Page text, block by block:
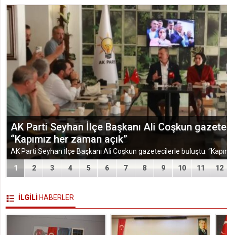
TÜGEM Adana Temmuz Ayı Toplantısında Yol
1 2 3 4 5 6 7 8 9 10 11 12
İLGİLİ HABERLER